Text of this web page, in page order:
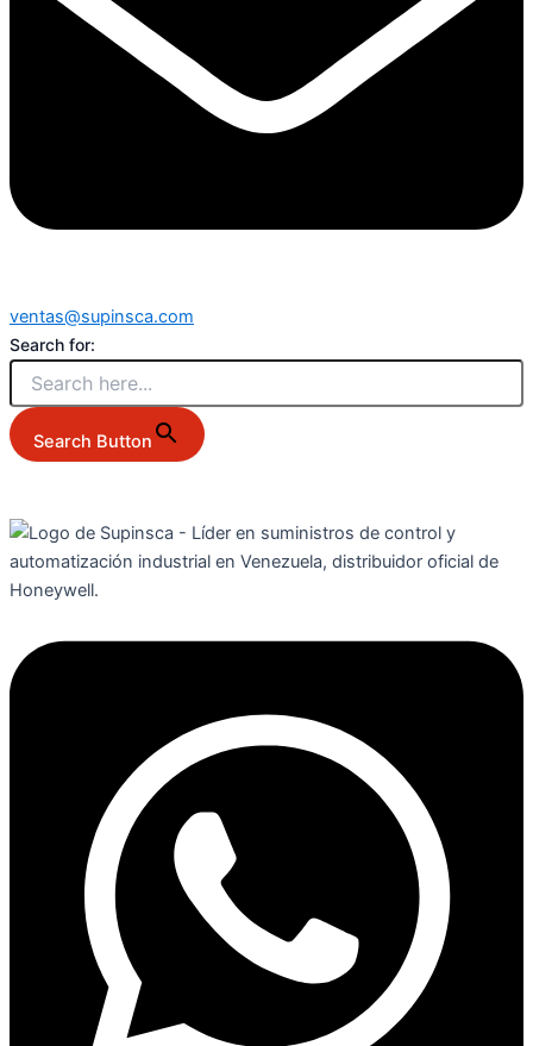
ventas@supinsca.com
Search for:
Search Button